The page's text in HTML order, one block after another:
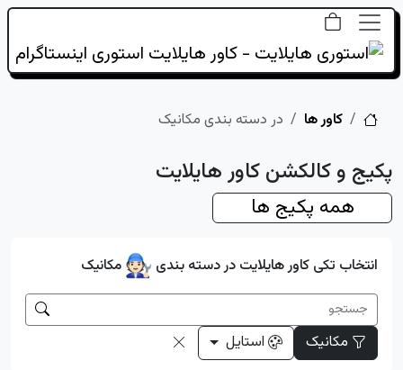
خانهکاور ها در دسته بندی مکانیک
پکیج و کالکشن کاور هایلایت
همه پکیج ها
انتخاب تکی کاور هایلایت در دسته بندی مکانیک